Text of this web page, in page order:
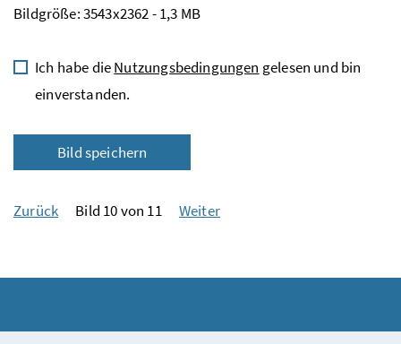
Bildgröße: 3543x2362 - 1,3 MB
Ich habe dieNutzungsbedingungen gelesen und bin
einverstanden.
Bild speichern
Zurück Bild 10 von 11 Weiter